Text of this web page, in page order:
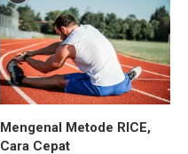
Mengenal Metode RICE,
Cara Cepat